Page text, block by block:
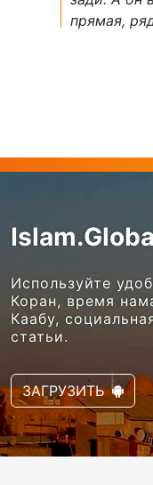
прямая,
Используйте
Коран, время
Каабу,
статьи.
ЗАГРУЗИТЬ